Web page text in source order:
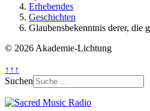
Erhebendes
Geschichten
Glaubensbekenntnis derer, die
© 2026 Akademie-Lichtung
↑↑↑
Suchen